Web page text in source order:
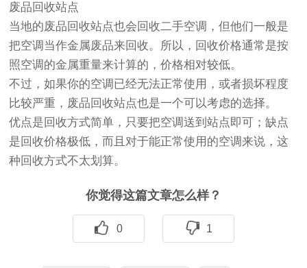
废品回收站点
当地的废品回收站点也会回收二手空调，但他们一般是
把空调当作金属废品来回收。所以，回收价格通常是按
照空调的金属重量来计算的，价格相对较低。
不过，如果你的空调已经无法正常使用，或者损坏程度
比较严重，废品回收站点也是一个可以考虑的选择。
优点是回收方式简单，只要把空调送到站点即可；缺点
是回收价格极低，而且对于能正常使用的空调来说，这
种回收方式不太划算。
你觉得这篇文章怎么样？
0 1